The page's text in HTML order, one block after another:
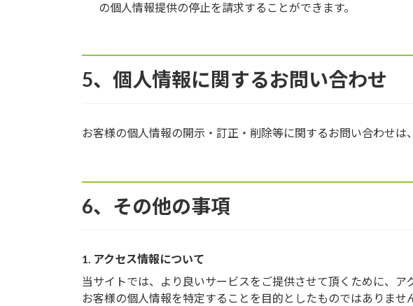
の個人情報提供の停止を請求することができます。
5、個人情報に関するお問い合わせ
お客様の個人情報の開示・訂正・削除等に関するお問い合わせは
6、その他の事項
1. アクセス情報について
当サイトでは、より良いサービスをご提供させて頂くために、
お客様の個人情報を特定することを目的としたものではありませ